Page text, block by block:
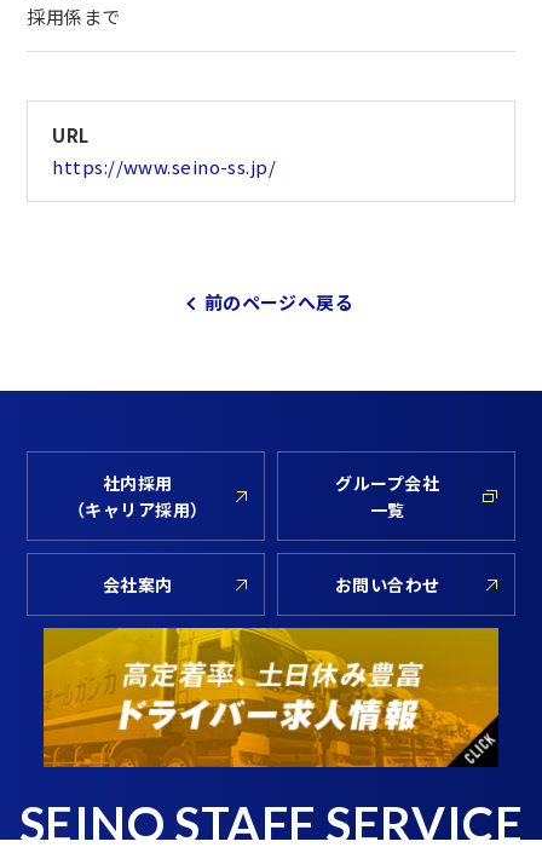
採用係まで
URL
https://www.seino-ss.jp/
前のページへ戻る
社内採用
（キャリア採用）
グループ会社
一覧
会社案内 お問い合わせ
SEINO STAFF SERVICE